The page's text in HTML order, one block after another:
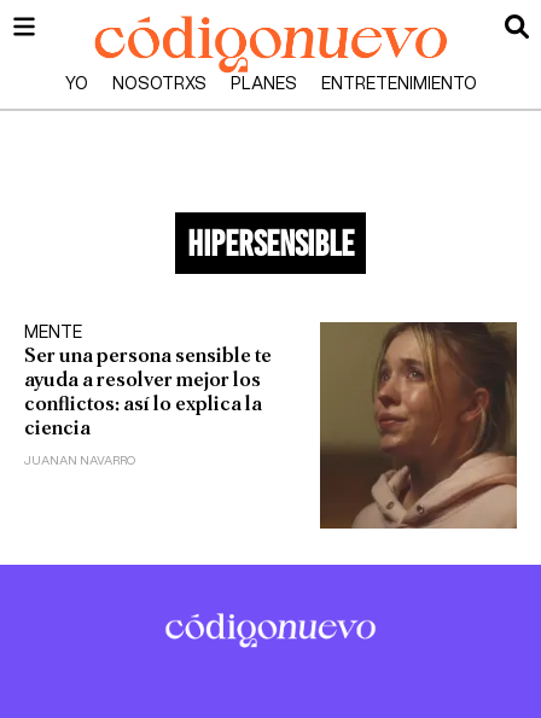
YO NOSOTRXS PLANES ENTRETENIMIENTO
hipersensible
MENTE
Ser una persona sensible te
ayuda a resolver mejor los
conflictos: así lo explica la
ciencia
JUANAN NAVARRO